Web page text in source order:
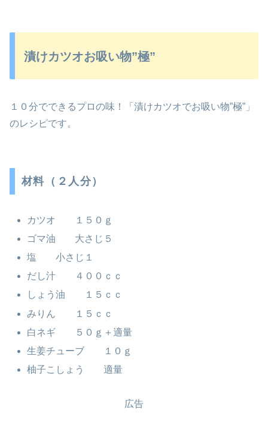
漬けカツオお吸い物”極”
１０分でできるプロの味！「漬けカツオでお吸い物”極”」
のレシピです。
材料（２人分）
カツオ １５０ｇ
ゴマ油 大さじ５
塩 小さじ１
だし汁 ４００ｃｃ
しょう油 １５ｃｃ
みりん １５ｃｃ
白ネギ ５０ｇ＋適量
生姜チューブ １０ｇ
柚子こしょう 適量
広告